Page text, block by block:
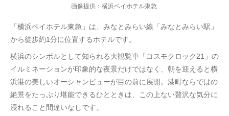
画像提供：横浜ベイホテル東急
「横浜ベイホテル東急」は、みなとみらい線「みなとみらい駅」
から徒歩約1分に位置するホテルです。
横浜のシンボルとして知られる大観覧車「コスモクロック21」の
イルミネーションが印象的な夜景だけではなく、朝を迎えると横
浜港の美しいオーシャンビューが目の前に展開。港町ならではの
絶景をたっぷり堪能できるひとときは、この上ない贅沢な気分に
浸れること間違いなしです。